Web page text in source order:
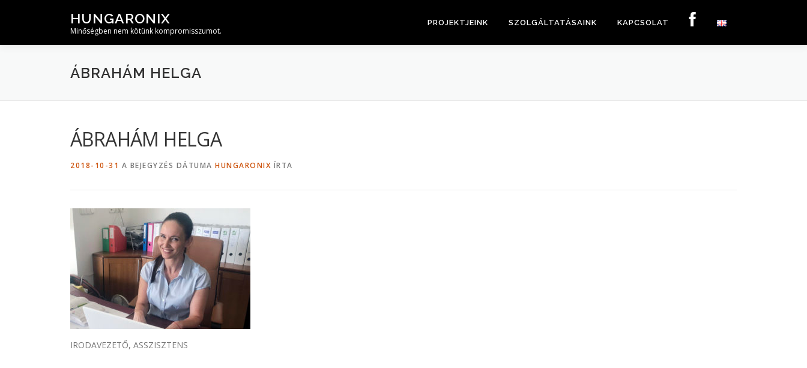
HUNGARONIX
Minőségben nem kötünk kompromisszumot.
PROJEKTJEINK SZOLGÁLTATÁSAINK KAPCSOLAT
ÁBRAHÁM HELGA
ÁBRAHÁM HELGA
2018-10-31 A BEJEGYZÉS DÁTUMA HUNGARONIX ÍRTA
IRODAVEZETŐ, ASSZISZTENS